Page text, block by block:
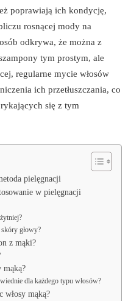
poprawiają ich kondycję,
rosnącej mody na
odkrywa, że można z
tym prostym, ale
regularne mycie włosów
ich przetłuszczania, co
się z tym
pielęgnacji
w pielęgnacji
głowy?
z mąki?
mąką?
dla każdego typu włosów?
włosy mąką?